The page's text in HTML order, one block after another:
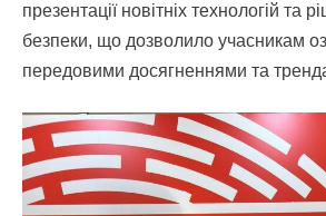
презентації новітніх технологій та
безпеки, що дозволило учасникам
передовими досягненнями та